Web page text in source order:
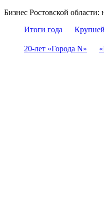
Бизнес Ростовской области:
Итоги года
20-лет «Города N»